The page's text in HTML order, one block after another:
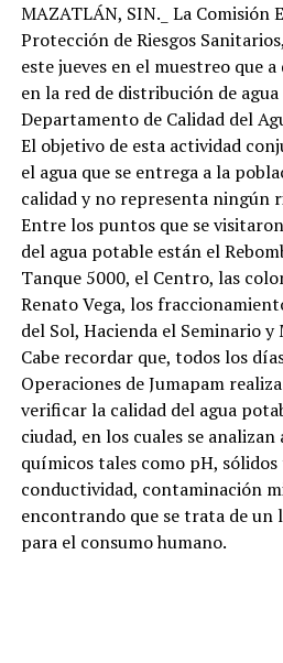
MAZATLÁN, SIN._ La Comisión
Protección de Riesgos
este jueves en el muestreo que
en la red de distribución de
Departamento de Calidad del
El objetivo de esta actividad
el agua que se entrega a la
calidad y no representa ningún
Entre los puntos que se
del agua potable están el
Tanque 5000, el Centro, las
Renato Vega, los
del Sol, Hacienda el Seminario
Cabe recordar que, todos los
Operaciones de Jumapam
verificar la calidad del agua
ciudad, en los cuales se
químicos tales como pH,
conductividad, contaminación
encontrando que se trata de un
para el consumo humano.